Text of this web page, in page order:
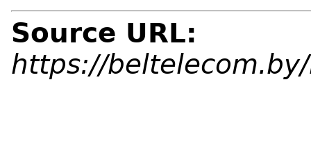
Source URL:
https://